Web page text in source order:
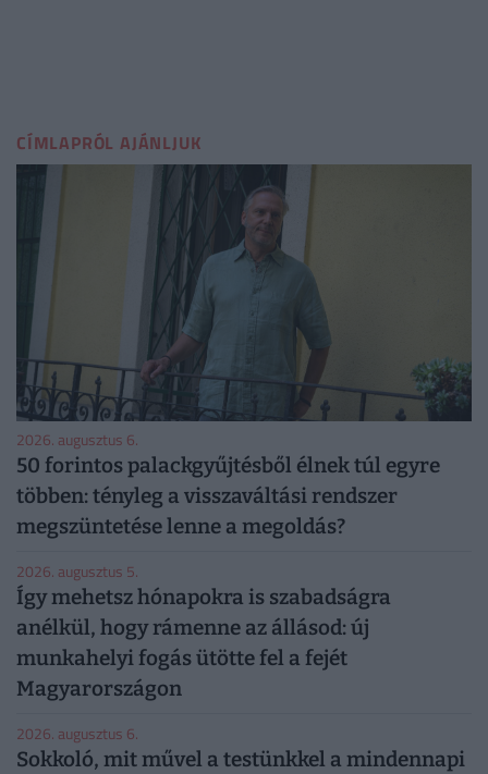
CÍMLAPRÓL AJÁNLJUK
2026. augusztus 6.
50 forintos palackgyűjtésből élnek túl egyre
többen: tényleg a visszaváltási rendszer
megszüntetése lenne a megoldás?
2026. augusztus 5.
Így mehetsz hónapokra is szabadságra
anélkül, hogy rámenne az állásod: új
munkahelyi fogás ütötte fel a fejét
Magyarországon
2026. augusztus 6.
Sokkoló, mit művel a testünkkel a mindennapi